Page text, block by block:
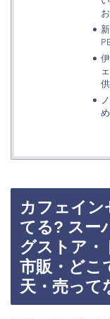
め
カフェイン
てる? スー
グストア・
市販・どこ
天・売って